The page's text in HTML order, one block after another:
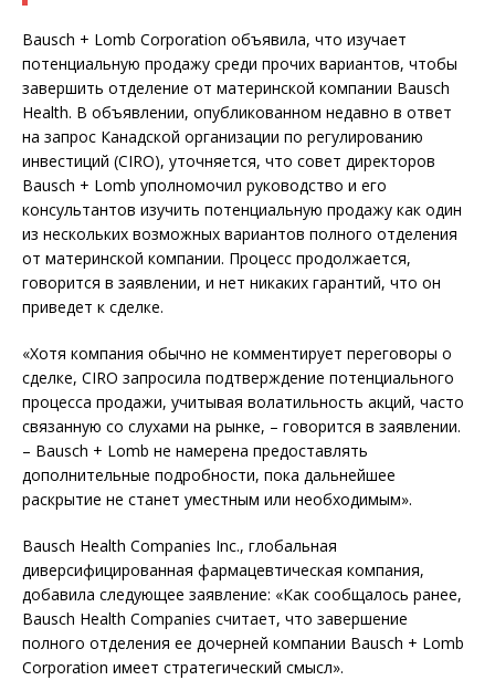
Bausch + Lomb Corporation объявила, что изучает
потенциальную продажу среди прочих вариантов, чтобы
завершить отделение от материнской компании Bausch
Health. В объявлении, опубликованном недавно в ответ
на запрос Канадской организации по регулированию
инвестиций (CIRO), уточняется, что совет директоров
Bausch + Lomb уполномочил руководство и его
консультантов изучить потенциальную продажу как один
из нескольких возможных вариантов полного отделения
от материнской компании. Процесс продолжается,
говорится в заявлении, и нет никаких гарантий, что он
приведет к сделке.
«Хотя компания обычно не комментирует переговоры о
сделке, CIRO запросила подтверждение потенциального
процесса продажи, учитывая волатильность акций, часто
связанную со слухами на рынке, – говорится в заявлении.
– Bausch + Lomb не намерена предоставлять
дополнительные подробности, пока дальнейшее
раскрытие не станет уместным или необходимым».
Bausch Health Companies Inc., глобальная
диверсифицированная фармацевтическая компания,
добавила следующее заявление: «Как сообщалось ранее,
Bausch Health Companies считает, что завершение
полного отделения ее дочерней компании Bausch + Lomb
Corporation имеет стратегический смысл».